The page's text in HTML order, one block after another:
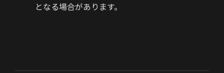
となる場合があります。